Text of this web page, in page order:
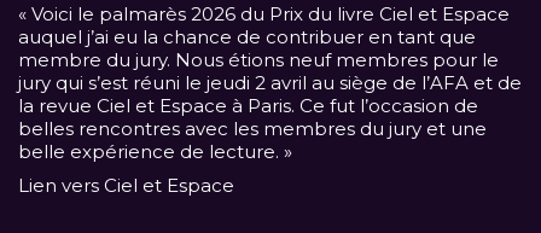
« Voici le palmarès 2026 du Prix du livre Ciel et Espace
auquel j’ai eu la chance de contribuer en tant que
membre du jury. Nous étions neuf membres pour le
jury qui s’est réuni le jeudi 2 avril au siège de l’AFA et de
la revue Ciel et Espace à Paris. Ce fut l’occasion de
belles rencontres avec les membres du jury et une
belle expérience de lecture. »
Lien vers Ciel et Espace